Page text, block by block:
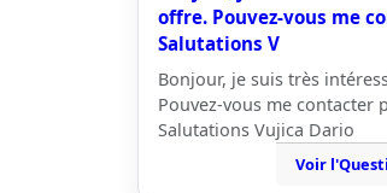
offre. Pouvez-vous me
Salutations V
Bonjour, je suis très
Pouvez-vous me contacter
Salutations Vujica Dario
Voir